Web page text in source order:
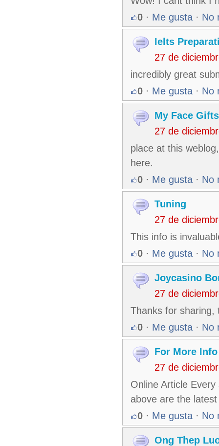
0 · Me gusta · No
Ielts
27 de
incredibly great
0 · Me gusta · No
My Face Gifts
27 de
place at this
here.
0 · Me gusta · No
Tuning
27 de
This info is
0 · Me gusta · No
Joycasino
27 de
Thanks for sharing,
0 · Me gusta · No
For More Info
27 de
Online Article
above are the
0 · Me gusta · No
Ong Thep